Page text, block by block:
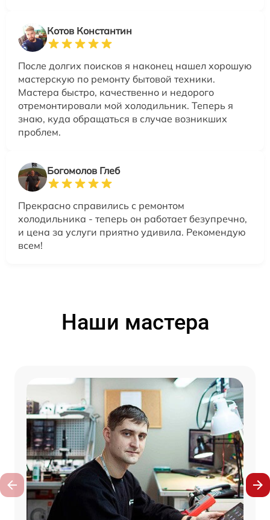
Котов Константин
После долгих поисков я наконец нашел хорошую
мастерскую по ремонту бытовой техники.
Мастера быстро, качественно и недорого
отремонтировали мой холодильник. Теперь я
знаю, куда обращаться в случае возникших
проблем.
Богомолов Глеб
Прекрасно справились с ремонтом
холодильника - теперь он работает безупречно,
и цена за услуги приятно удивила. Рекомендую
всем!
Наши мастера